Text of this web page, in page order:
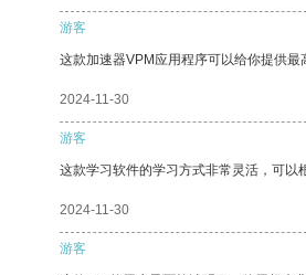
游客
这款加速器VPM应用程序可以给你提供最
2024-11-30
游客
这款学习软件的学习方式非常灵活，可以
2024-11-30
游客